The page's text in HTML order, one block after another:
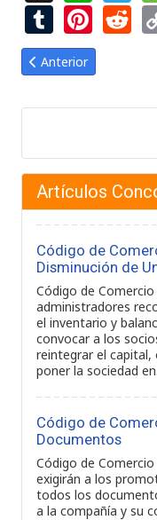
Tumblr
Artículo anterior:
Anterior
Artículos
Código de
Disminución de
Código de
administradores
el inventario y
convocar a los
reintegrar el capital,
poner la sociedad
Código de
Documentos
Código de
exigirán a los
todos los
a la compañía y su